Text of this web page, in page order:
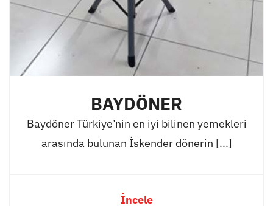
BAYDÖNER
Baydöner Türkiye’nin en iyi bilinen yemekleri
arasında bulunan İskender dönerin [...]
İncele